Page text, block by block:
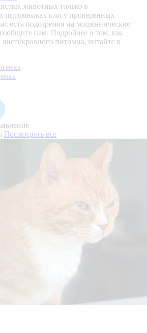
животных только в
питомниках или у проверенных
есть подозрения на мошеннические
нам. Подробнее о том, как
чистокровного питомца, читайте в
Посмотреть все